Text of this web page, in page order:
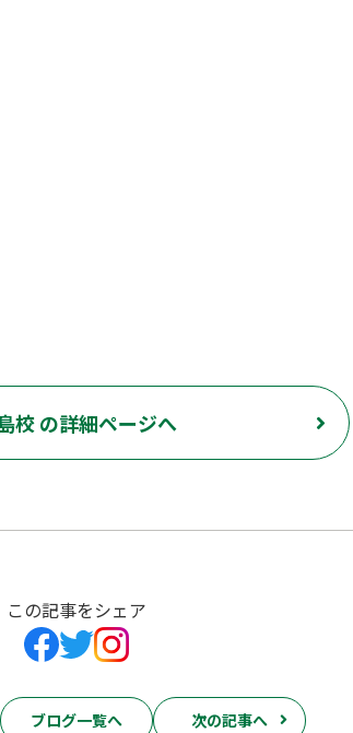
校 の詳細ページへ
この記事をシェア
ブログ一覧へ 次の記事へ